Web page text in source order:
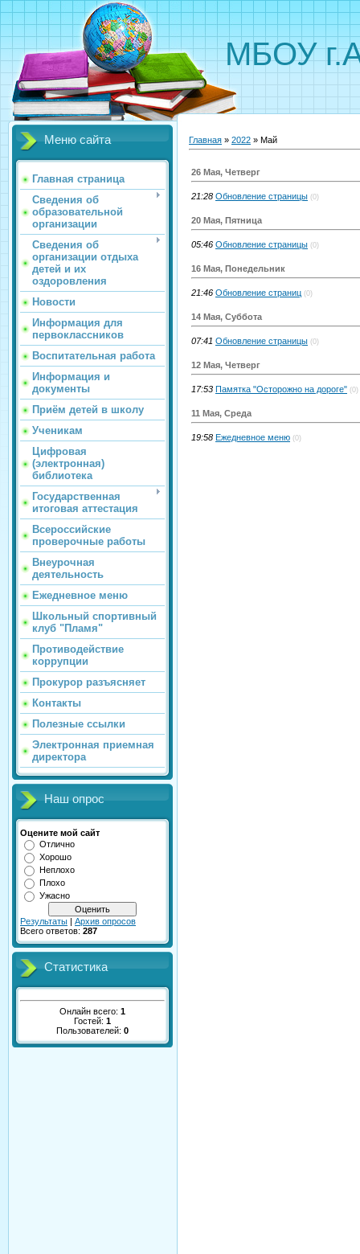
МБОУ
Меню сайта
Главная страница
Сведения об
образовательной
организации
Сведения об
организации отдыха
детей и их
оздоровления
Новости
Информация для
первоклассников
Воспитательная работа
Информация и
документы
Приём детей в школу
Ученикам
Цифровая
(электронная)
библиотека
Государственная
итоговая аттестация
Всероссийские
проверочные работы
Внеурочная
деятельность
Ежедневное меню
Школьный спортивный
клуб "Пламя"
Противодействие
коррупции
Прокурор разъясняет
Контакты
Полезные ссылки
Электронная приемная
директора
Наш опрос
Оцените мой сайт
Отлично
Хорошо
Неплохо
Плохо
Ужасно
Результаты | Архив опросов
Всего ответов: 287
Статистика
Онлайн всего: 1
Гостей: 1
Пользователей: 0
Главная » 2022 » Май
26 Мая, Четверг
21:28 Обновление страницы (0)
20 Мая, Пятница
05:46 Обновление страницы (0)
16 Мая, Понедельник
21:46 Обновление страниц (0)
14 Мая, Суббота
07:41 Обновление страницы (0)
12 Мая, Четверг
17:53 Памятка "Осторожно на дороге" (0)
11 Мая, Среда
19:58 Ежедневное меню (0)